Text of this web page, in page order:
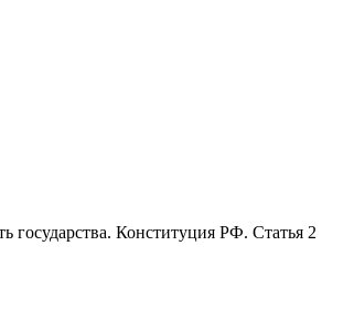
государства. Конституция РФ. Статья 2